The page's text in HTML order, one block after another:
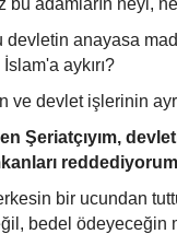
bu adamların neyi,
devletin anayasa
İslam'a aykırı?
ve devlet işlerinin
Şeriatçıyım,
reddediyorum
bir ucundan
bedel ödeyeceğin